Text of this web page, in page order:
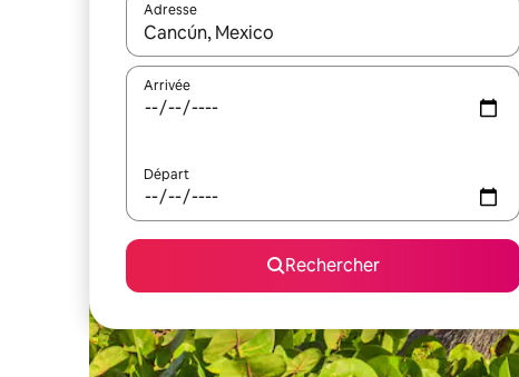
Adresse
Lorsque les résultats s'affichent, utilisez les flèches
Arrivée
Départ
Rechercher